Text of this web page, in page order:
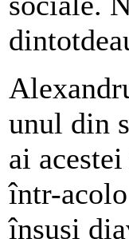
unul din
ai
într-
însuși